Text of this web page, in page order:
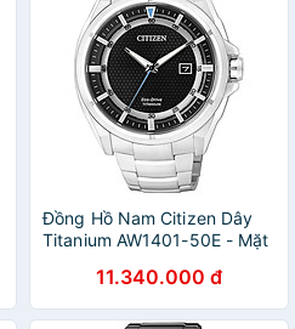
Đồng Hồ Nam Citizen Dây
Titanium AW1401-50E - Mặt
11.340.000 đ